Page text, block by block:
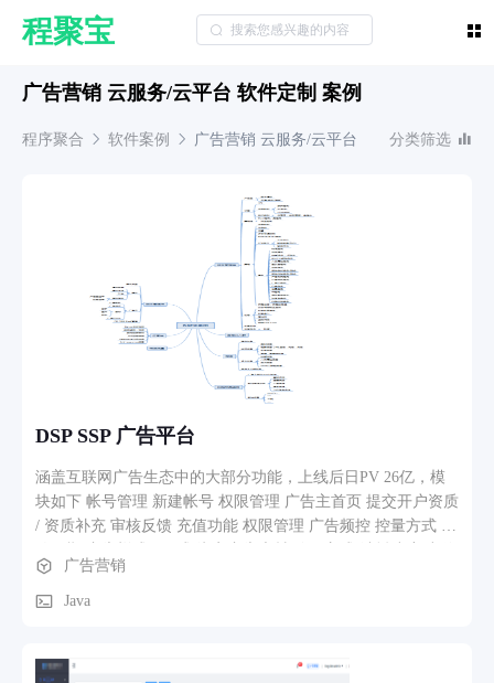
程聚宝
广告营销 云服务/云平台 软件定制 案例
程序聚合 软件案例 广告营销 云服务/云平台 分类筛选
DSP SSP 广告平台
涵盖互联网广告生态中的大部分功能，上线后日PV 26亿，模
块如下 帐号管理 新建帐号 权限管理 广告主首页 提交开户资质
/ 资质补充 审核反馈 充值功能 权限管理 广告频控 控量方式 投
方式 RTB 竞价模式 投放端口 广告频控 投放周期 投放时段 投
放地区 出价方式 基础定向 媒体定向 回头客定向 (曝光，点击)
使用 媒体报表 客户报表 / 投放报告 媒体资源 功能 人口属性
广告营销
Java